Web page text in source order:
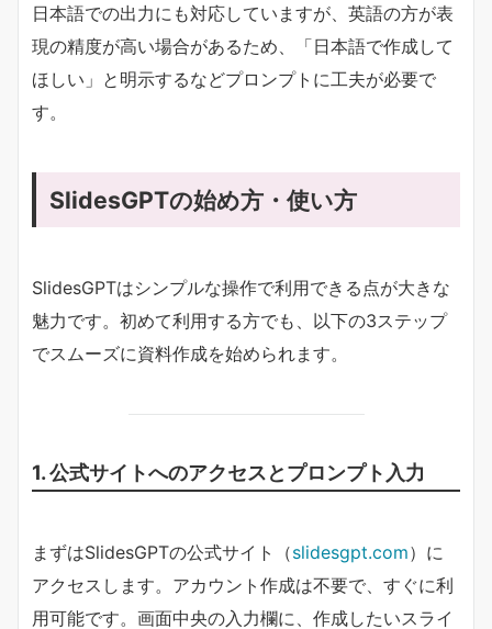
日本語での出力にも対応していますが、英語の方が表
現の精度が高い場合があるため、「日本語で作成して
ほしい」と明示するなどプロンプトに工夫が必要で
す。
SlidesGPTの始め方・使い方
SlidesGPTはシンプルな操作で利用できる点が大きな
魅力です。初めて利用する方でも、以下の3ステップ
でスムーズに資料作成を始められます。
1. 公式サイトへのアクセスとプロンプト入力
まずはSlidesGPTの公式サイト（slidesgpt.com）に
アクセスします。アカウント作成は不要で、すぐに利
用可能です。画面中央の入力欄に、作成したいスライ